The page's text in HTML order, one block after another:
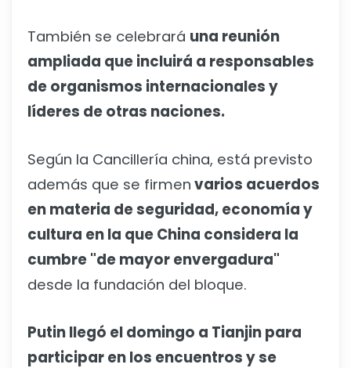
También se celebrará una reunión
ampliada que incluirá a responsables
de organismos internacionales y
líderes de otras naciones.
Según la Cancillería china, está previsto
además que se firmen varios acuerdos
en materia de seguridad, economía y
cultura en la que China considera la
cumbre "de mayor envergadura"
desde la fundación del bloque.
Putin llegó el domingo a Tianjin para
participar en los encuentros y se